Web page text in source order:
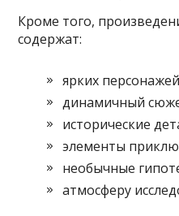
Кроме того,
содержат:
ярких
динамичный
исторические
элементы
необычные
атмосферу